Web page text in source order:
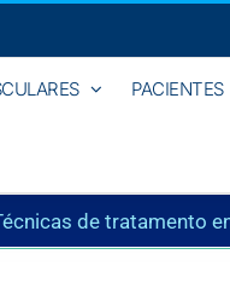
PACIENTES
de tratamento